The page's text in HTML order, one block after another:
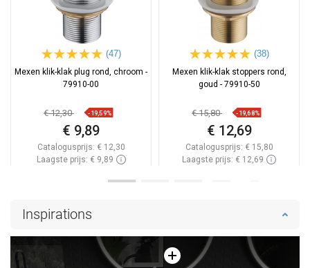
(47)
Mexen klik-klak plug rond, chroom -
79910-00
€ 12,30 -19,59%
€ 9,89
Catalogusprijs: € 12,30
Laagste prijs: € 9,89
(38)
Mexen klik-klak stoppers rond,
goud - 79910-50
€ 15,80 -19,68%
€ 12,69
Catalogusprijs: € 15,80
Laagste prijs: € 12,69
Inspirations